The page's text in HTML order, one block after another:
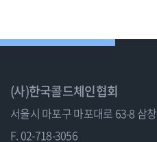
(사)한국콜드체인협회
서울시 마포구 마포대로 63-8 삼
F. 02-718-3056